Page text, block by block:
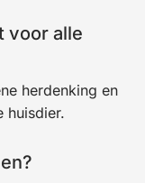
voor alle
herdenking en
huisdier.